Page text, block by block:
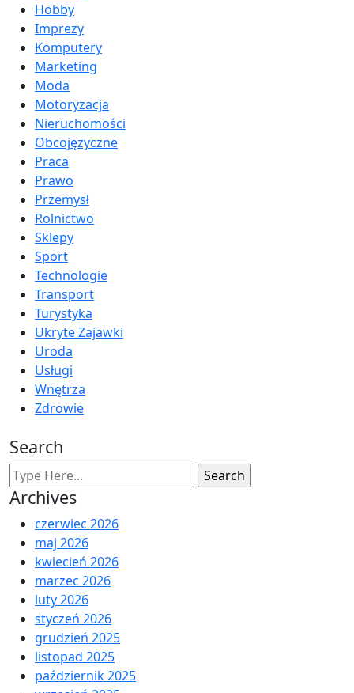
Hobby
Imprezy
Komputery
Marketing
Moda
Motoryzacja
Nieruchomości
Obcojęzyczne
Praca
Prawo
Przemysł
Rolnictwo
Sklepy
Sport
Technologie
Transport
Turystyka
Ukryte Zajawki
Uroda
Usługi
Wnętrza
Zdrowie
Search
Archives
czerwiec 2026
maj 2026
kwiecień 2026
marzec 2026
luty 2026
styczeń 2026
grudzień 2025
listopad 2025
październik 2025